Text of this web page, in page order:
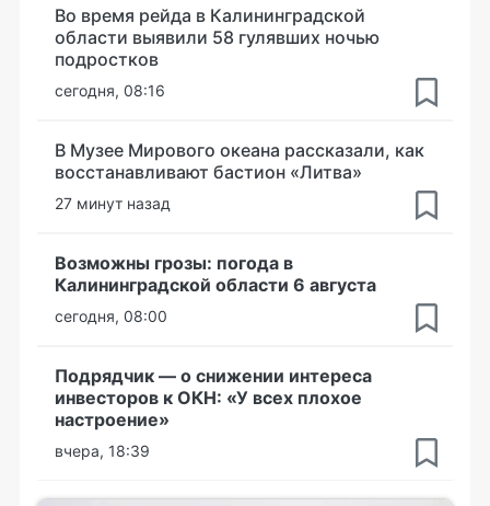
Во время рейда в Калининградской
области выявили 58 гулявших ночью
подростков
сегодня, 08:16
В Музее Мирового океана рассказали, как
восстанавливают бастион «Литва»
27 минут назад
Возможны грозы: погода в
Калининградской области 6 августа
сегодня, 08:00
Подрядчик — о снижении интереса
инвесторов к ОКН: «У всех плохое
настроение»
вчера, 18:39